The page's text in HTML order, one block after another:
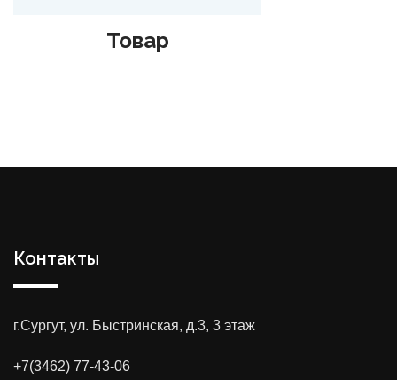
Товар
Контакты
г.Сургут, ул. Быстринская, д.3, 3 этаж
+7(3462) 77-43-06